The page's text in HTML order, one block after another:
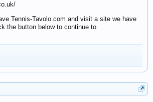
Tennis-Tavolo.com and visit a site we have
the button below to continue to